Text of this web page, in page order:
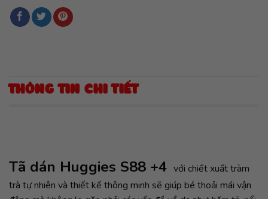
THÔNG TIN CHI TIẾT
Tã dán Huggies S88 +4 với chiết xuất tràm
trà tự nhiên và thiết kế thông minh sẽ giúp bé thoải mái vận